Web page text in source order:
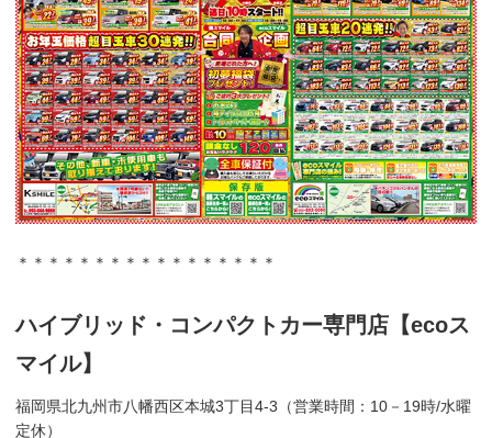
＊＊＊＊＊＊＊＊＊＊＊＊＊＊＊＊＊
ハイブリッド・コンパクトカー専門店【ecoス
マイル】
福岡県北九州市八幡西区本城3丁目4-3（営業時間：10－19時/水曜
定休）